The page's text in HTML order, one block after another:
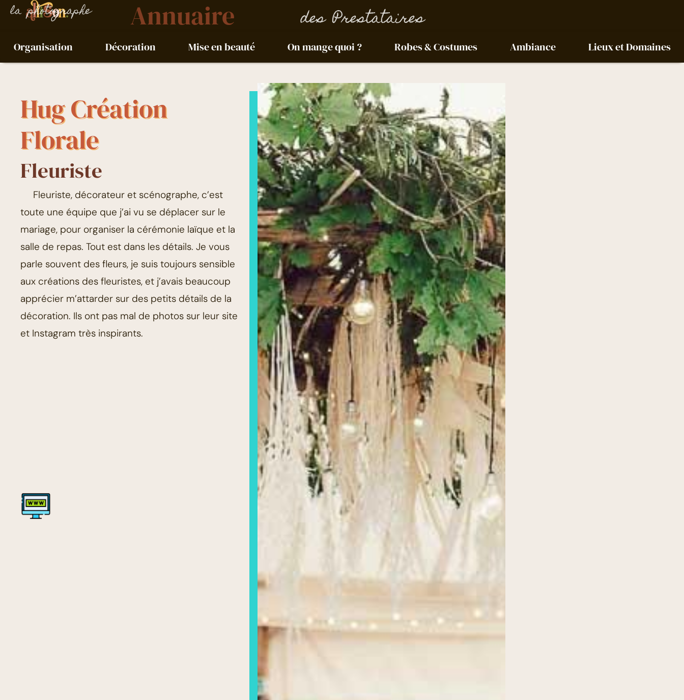
Allerla photographe Annuaire des Prestataires
Organisation Décoration Mise en beauté On mange quoi ? Robes & Costumes Ambiance Lieux et Domaines
Hug Création
Florale
Fleuriste
Fleuriste, décorateur et scénographe, c’est
toute une équipe que j’ai vu se déplacer sur le
mariage, pour organiser la cérémonie laïque et la
salle de repas. Tout est dans les détails. Je vous
parle souvent des fleurs, je suis toujours sensible
aux créations des fleuristes, et j’avais beaucoup
apprécier m’attarder sur des petits détails de la
décoration. Ils ont pas mal de photos sur leur site
et Instagram très inspirants.